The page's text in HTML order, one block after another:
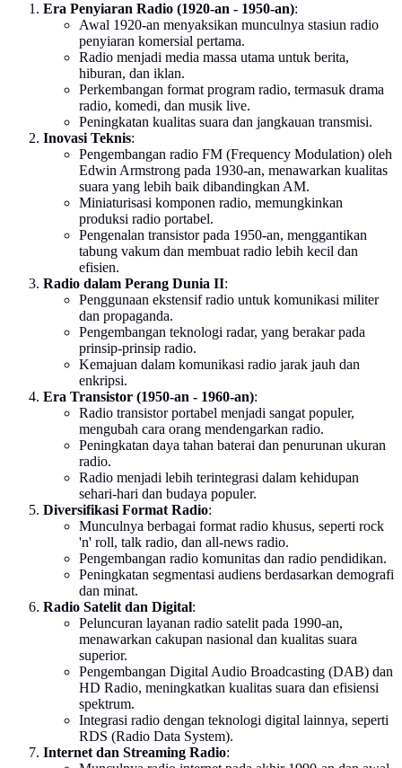
Era Penyiaran Radio (1920-an - 1950-an):
Awal 1920-an menyaksikan munculnya stasiun radio
penyiaran komersial pertama.
Radio menjadi media massa utama untuk berita,
hiburan, dan iklan.
Perkembangan format program radio, termasuk drama
radio, komedi, dan musik live.
Peningkatan kualitas suara dan jangkauan transmisi.
Inovasi Teknis:
Pengembangan radio FM (Frequency Modulation) oleh
Edwin Armstrong pada 1930-an, menawarkan kualitas
suara yang lebih baik dibandingkan AM.
Miniaturisasi komponen radio, memungkinkan
produksi radio portabel.
Pengenalan transistor pada 1950-an, menggantikan
tabung vakum dan membuat radio lebih kecil dan
efisien.
Radio dalam Perang Dunia II:
Penggunaan ekstensif radio untuk komunikasi militer
dan propaganda.
Pengembangan teknologi radar, yang berakar pada
prinsip-prinsip radio.
Kemajuan dalam komunikasi radio jarak jauh dan
enkripsi.
Era Transistor (1950-an - 1960-an):
Radio transistor portabel menjadi sangat populer,
mengubah cara orang mendengarkan radio.
Peningkatan daya tahan baterai dan penurunan ukuran
radio.
Radio menjadi lebih terintegrasi dalam kehidupan
sehari-hari dan budaya populer.
Diversifikasi Format Radio:
Munculnya berbagai format radio khusus, seperti rock
'n' roll, talk radio, dan all-news radio.
Pengembangan radio komunitas dan radio pendidikan.
Peningkatan segmentasi audiens berdasarkan demografi
dan minat.
Radio Satelit dan Digital:
Peluncuran layanan radio satelit pada 1990-an,
menawarkan cakupan nasional dan kualitas suara
superior.
Pengembangan Digital Audio Broadcasting (DAB) dan
HD Radio, meningkatkan kualitas suara dan efisiensi
spektrum.
Integrasi radio dengan teknologi digital lainnya, seperti
RDS (Radio Data System).
Internet dan Streaming Radio: